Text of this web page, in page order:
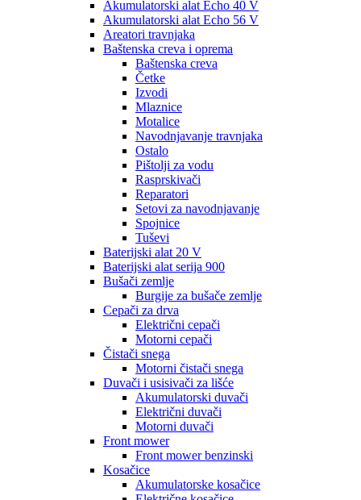
Akumulatorski alat Echo 40 V
Akumulatorski alat Echo 56 V
Areatori travnjaka
Baštenska creva i oprema
Baštenska creva
Četke
Izvodi
Mlaznice
Motalice
Navodnjavanje travnjaka
Ostalo
Pištolji za vodu
Rasprskivači
Reparatori
Setovi za navodnjavanje
Spojnice
Tuševi
Baterijski alat 20 V
Baterijski alat serija 900
Bušači zemlje
Burgije za bušače zemlje
Cepači za drva
Električni cepači
Motorni cepači
Čistači snega
Motorni čistači snega
Duvači i usisivači za lišće
Akumulatorski duvači
Električni duvači
Motorni duvači
Front mower
Front mower benzinski
Kosačice
Akumulatorske kosačice